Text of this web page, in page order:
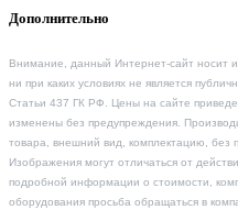
Дополнительно
Внимание, данный Интернет-сайт носит
ни при каких условиях не является
Статьи 437 ГК РФ. Цены на сайте
изменены без предупреждения.
товара, внешний вид, комплектацию, без
Изображения могут отличаться от
подробной информации о стоимости,
оборудования просьба обращаться в